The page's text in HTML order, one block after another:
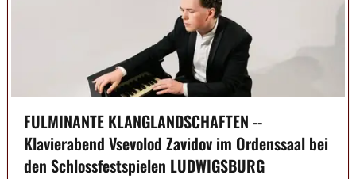
FULMINANTE KLANGLANDSCHAFTEN --
Klavierabend Vsevolod Zavidov im Ordenssaal bei
den Schlossfestspielen LUDWIGSBURG